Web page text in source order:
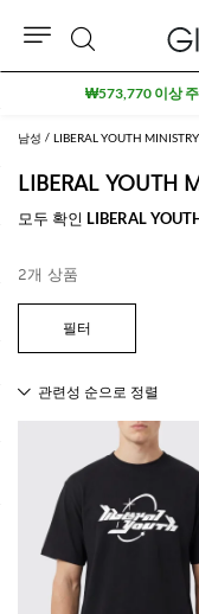
남성 LIBERAL YOUTH
LIBERAL YOUTH
모두 확인 LIBERAL
2개 상품
검
색
₩573,770 이상 주